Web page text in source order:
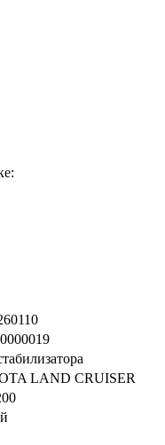
LAND CRUISER